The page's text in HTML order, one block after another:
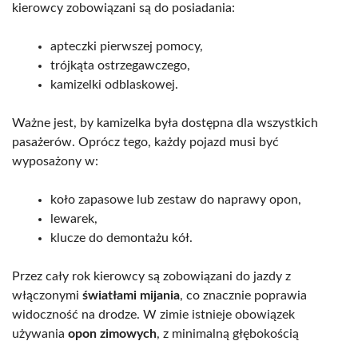
kierowcy zobowiązani są do posiadania:
apteczki pierwszej pomocy,
trójkąta ostrzegawczego,
kamizelki odblaskowej.
Ważne jest, by kamizelka była dostępna dla wszystkich
pasażerów. Oprócz tego, każdy pojazd musi być
wyposażony w:
koło zapasowe lub zestaw do naprawy opon,
lewarek,
klucze do demontażu kół.
Przez cały rok kierowcy są zobowiązani do jazdy z
włączonymi światłami mijania, co znacznie poprawia
widoczność na drodze. W zimie istnieje obowiązek
używania opon zimowych, z minimalną głębokością